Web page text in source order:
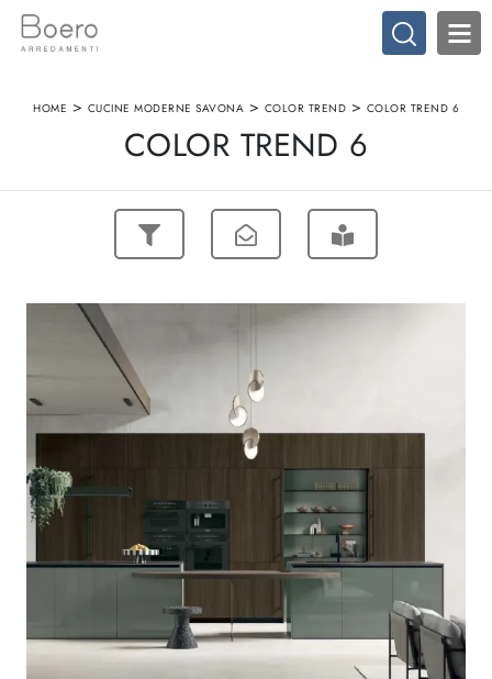
HOME > CUCINE MODERNE SAVONA > COLOR TREND > COLOR TREND 6
COLOR TREND 6